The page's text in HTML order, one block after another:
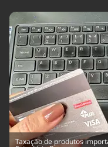
Agronegócios
Brasil
Brasil Mineral
Ciência &
Tecnologia
Cinema
Taxação de produtos